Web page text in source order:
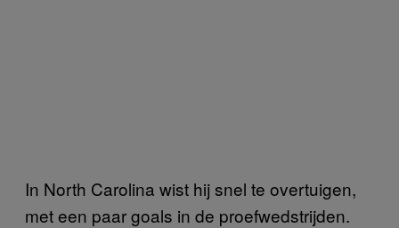
In North Carolina wist hij snel te overtuigen,
met een paar goals in de proefwedstrijden.